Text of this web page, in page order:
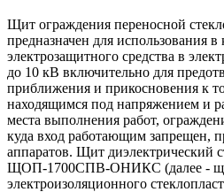
Щит ограждения переносной
предназначен для использования в
электрозащитного средства в
до 10 кВ включительно для
приближения и прикосновения к
находящимся под напряжением и
места выполнения работ,
куда вход работающим запрещен,
аппаратов. Щит диэлектрический
ЩОП-1700СПВ-ОНИКС (далее -
электроизоляционного